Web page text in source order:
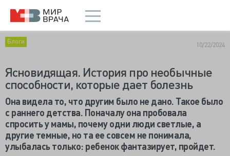
Блоги 10/22/2024
Ясновидящая. История про необычные
способности, которые дает болезнь
Она видела то, что другим было не дано. Такое было
с раннего детства. Поначалу она пробовала
спросить у мамы, почему одни люди светлые, а
другие темные, но та ее совсем не понимала,
улыбалась только: ребенок фантазирует, пройдет.